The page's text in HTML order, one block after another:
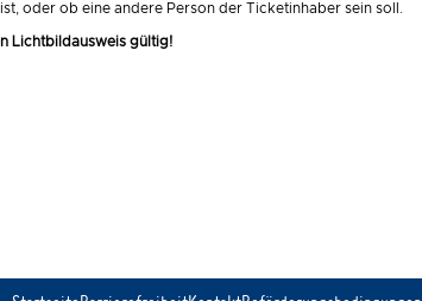
oder ob eine andere Person der Ticketinhaber sein soll.
Lichtbildausweis gültig!